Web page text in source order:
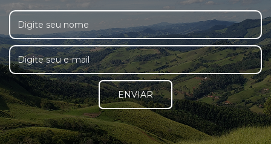
ENVIAR